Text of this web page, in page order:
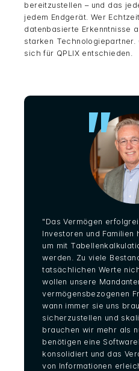
bereitzustellen – und das
jedem Endgerät. Wer
datenbasierte Erkenntnisse
starken Technologiepartner.
sich für QPLIX entschieden.
"
"Das Vermögen
Investoren und Familien
um mit
werden. Zu viele
tatsächlichen Werte
wollen unsere
vermögensbezogenen
wann immer sie uns
sicherzustellen und
brauchen wir mehr als
benötigen eine
konsolidiert und das
von Informationen